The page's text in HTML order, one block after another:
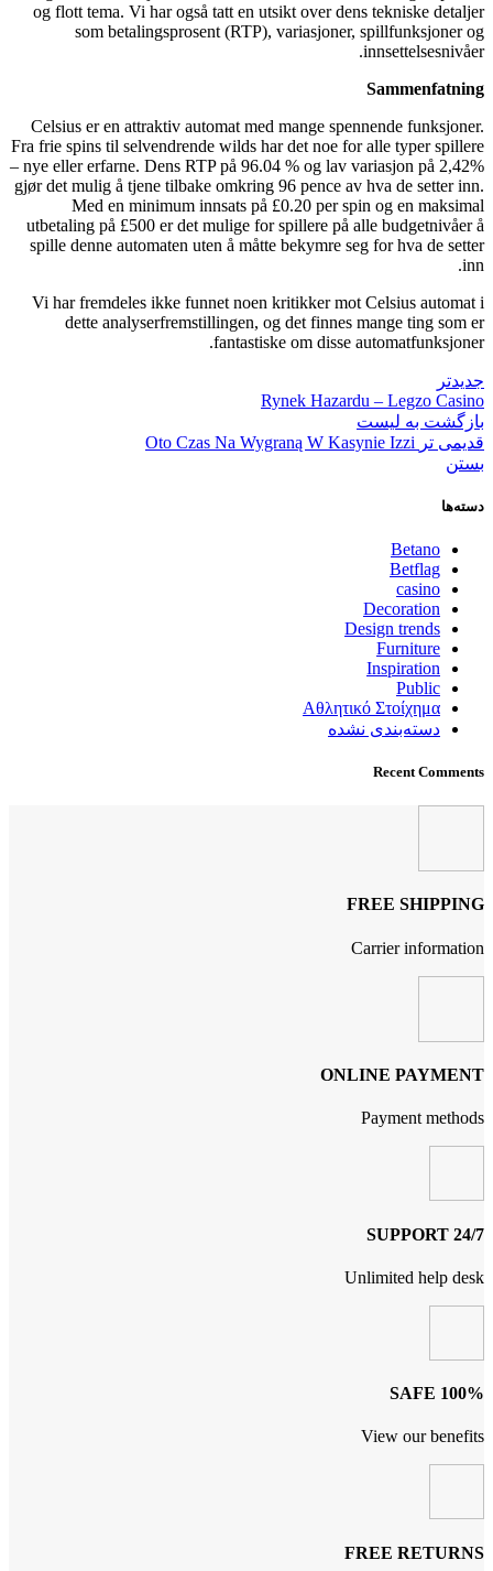
og flott tema. Vi har også tatt en utsikt over dens tekniske detaljer
som betalingsprosent (RTP), variasjoner, spillfunksjoner og
innsettelsesnivåer.
Sammenfatning
Celsius er en attraktiv automat med mange spennende funksjoner.
Fra frie spins til selvendrende wilds har det noe for alle typer spillere
– nye eller erfarne. Dens RTP på 96.04 % og lav variasjon på 2,42%
gjør det mulig å tjene tilbake omkring 96 pence av hva de setter inn.
Med en minimum innsats på £0.20 per spin og en maksimal
utbetaling på £500 er det mulige for spillere på alle budgetnivåer å
spille denne automaten uten å måtte bekymre seg for hva de setter
inn.
Vi har fremdeles ikke funnet noen kritikker mot Celsius automat i
dette analyserfremstillingen, og det finnes mange ting som er
fantastiske om disse automatfunksjoner.
جدیدتر
Rynek Hazardu – Legzo Casino
بازگشت به لیست
قدیمی تر Oto Czas Na Wygraną W Kasynie Izzi
بستن
دسته‌ها
Betano
Betflag
casino
Decoration
Design trends
Furniture
Inspiration
Public
Αθλητικό Στοίχημα
دسته‌بندی نشده
Recent Comments
FREE SHIPPING
Carrier information
ONLINE PAYMENT
Payment methods
24/7 SUPPORT
Unlimited help desk
100% SAFE
View our benefits
FREE RETURNS